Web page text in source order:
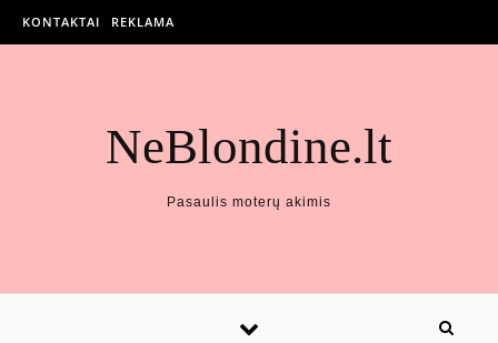
KONTAKTAI REKLAMA
NeBlondine.lt
Pasaulis moterų akimis